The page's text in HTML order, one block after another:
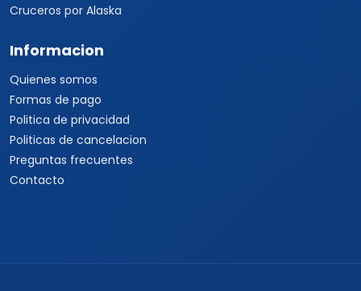
Cruceros por Alaska
Informacion
Quienes somos
Formas de pago
Politica de privacidad
Politicas de cancelacion
Preguntas frecuentes
Contacto